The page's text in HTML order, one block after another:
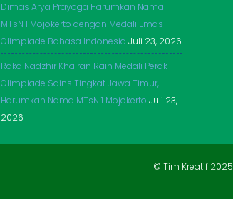
Dimas Arya Prayoga Harumkan Nama
MTsN 1 Mojokerto dengan Medali Emas
Olimpiade Bahasa Indonesia Juli 23, 2026
Raka Nadzhir Khairan Raih Medali Perak
Olimpiade Sains Tingkat Jawa Timur,
Harumkan Nama MTsN 1 Mojokerto Juli 23,
2026
© Tim Kreatif 2025